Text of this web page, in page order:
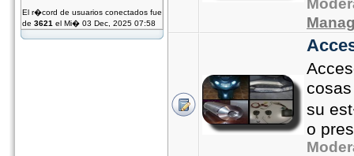
El r�cord de usuarios conectados fue
de 3621 el Mi� 03 Dec, 2025 07:58
su
o